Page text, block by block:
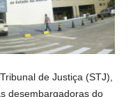
de Justiça (STJ),
desembargadoras do